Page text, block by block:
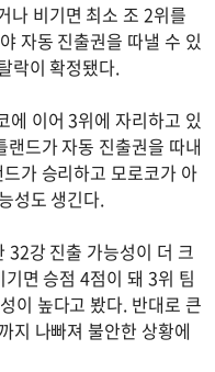
나 비기면 최소 조 2위를
자동 진출권을 따낼 수 있
락이 확정됐다.
에 이어 3위에 자리하고 있
드가 자동 진출권을 따내
가 승리하고 모로코가 아
성도 생긴다.
32강 진출 가능성이 더 크
면 승점 4점이 돼 3위 팀
이 높다고 봤다. 반대로 큰
지 나빠져 불안한 상황에